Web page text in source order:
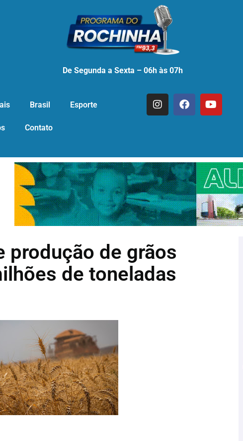
De Segunda a Sexta – 06h às 07h
Brasil Esporte
Contato
produção de grãos
de toneladas